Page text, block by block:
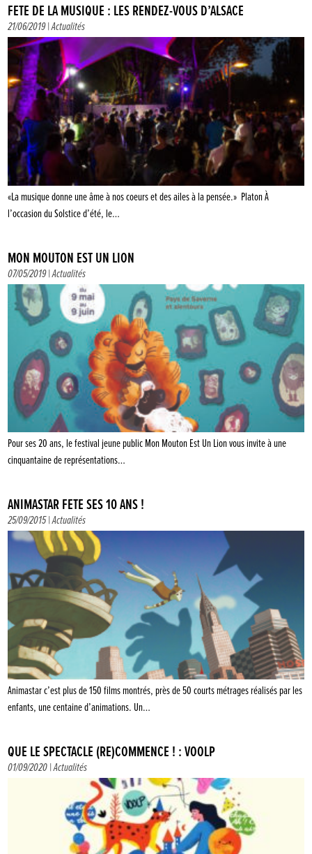
FÊTE DE LA MUSIQUE : LES RENDEZ-VOUS D’ALSACE
21/06/2019 |Actualités
«La musique donne une âme à nos coeurs et des ailes à la pensée.» Platon À
l’occasion du Solstice d’été, le…
MON MOUTON EST UN LION
07/05/2019 |Actualités
Pour ses 20 ans, le festival jeune public Mon Mouton Est Un Lion vous invite à une
cinquantaine de représentations…
ANIMASTAR FÊTE SES 10 ANS !
25/09/2015 |Actualités
Animastar c’est plus de 150 films montrés, près de 50 courts métrages réalisés par les
enfants, une centaine d’animations. Un…
QUE LE SPECTACLE (RE)COMMENCE ! : VOOLP
01/09/2020 |Actualités